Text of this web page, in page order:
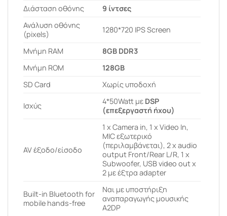
Διάσταση οθόνης
9 ίντσες
Ανάλυση οθόνης
(pixels)
1280*720 IPS Screen
Μνήμη RAM
8GB DDR3
Μνήμη ROM
128GB
SD Card
Χωρίς υποδοχή
Ισχύς 4*50Watt με DSP
(επεξεργαστή ήχου)
AV έξοδο/είσοδο
1 x Camera in, 1 x Video In,
MIC εξωτερικό
(περιλαμβάνεται), 2 x audio
output Front/Rear L/R, 1 x
Subwoofer, USB video out x
2 με έξτρα adapter
Built-in Bluetooth for
mobile hands-free
Ναι με υποστήριξη
αναπαραγωγής μουσικής
A2DP